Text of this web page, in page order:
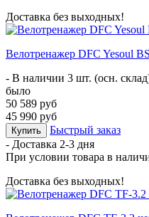
Доставка без выходных!
Велотренажер DFC Yesoul
- В наличии 3 шт. (осн.
было
50 589 руб
45 990 руб
Купить
Быстрый заказ
- Доставка 2-3 дня
При условии товара в
Доставка без выходных!